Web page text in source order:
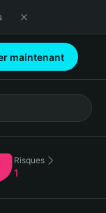
maintenant
Risques
1